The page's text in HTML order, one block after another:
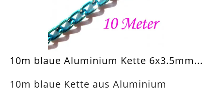
10m blaue Aluminium Kette 6x3.5mm...
10m blaue Kette aus Aluminium